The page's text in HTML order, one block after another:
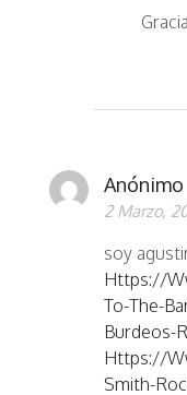
Anónimo
2 Marzo,
soy
Https://
To-The-
Burdeos-
Https://
Smith-